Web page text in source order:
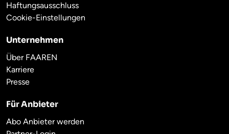
Haftungsausschluss
Cookie-Einstellungen
Unternehmen
Über FAAREN
Karriere
Presse
Für Anbieter
Abo Anbieter werden